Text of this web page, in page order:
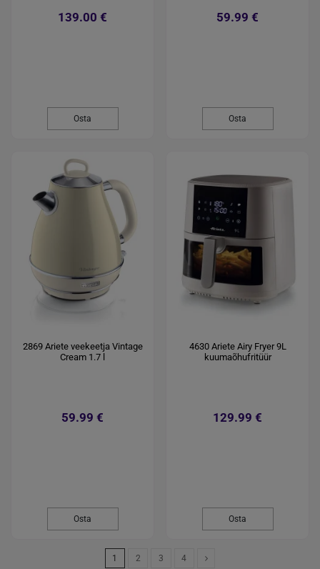
139.00 €
Osta
59.99 €
Osta
2869 Ariete veekeetja Vintage
Cream 1.7 l
59.99 €
Osta
4630 Ariete Airy Fryer 9L
kuumaõhufritüür
129.99 €
Osta
1 2 3 4